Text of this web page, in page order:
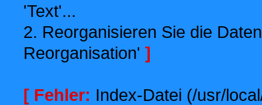
'Text'...
2. Reorganisieren Sie die
Reorganisation' ]
[ Fehler: Index-Datei (/usr/